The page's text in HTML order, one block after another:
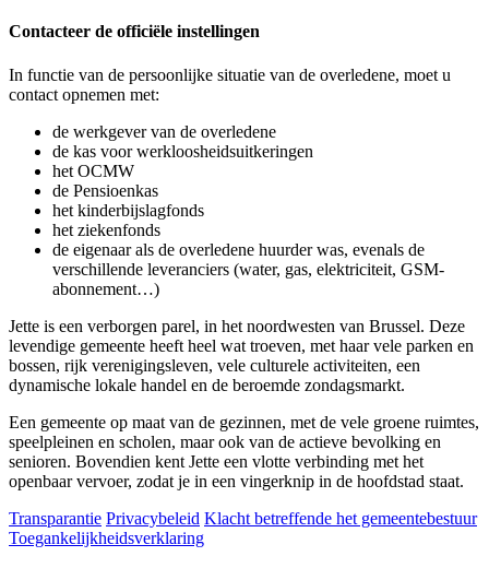
Contacteer de officiële instellingen
In functie van de persoonlijke situatie van de overledene, moet u
contact opnemen met:
de werkgever van de overledene
de kas voor werkloosheidsuitkeringen
het OCMW
de Pensioenkas
het kinderbijslagfonds
het ziekenfonds
de eigenaar als de overledene huurder was, evenals de
verschillende leveranciers (water, gas, elektriciteit, GSM-
abonnement…)
Jette is een verborgen parel, in het noordwesten van Brussel. Deze
levendige gemeente heeft heel wat troeven, met haar vele parken en
bossen, rijk verenigingsleven, vele culturele activiteiten, een
dynamische lokale handel en de beroemde zondagsmarkt.
Een gemeente op maat van de gezinnen, met de vele groene ruimtes,
speelpleinen en scholen, maar ook van de actieve bevolking en
senioren. Bovendien kent Jette een vlotte verbinding met het
openbaar vervoer, zodat je in een vingerknip in de hoofdstad staat.
Transparantie Privacybeleid Klacht betreffende het gemeentebestuur
Toegankelijkheidsverklaring